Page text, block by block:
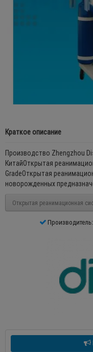
Краткое описание
Производство Zhengzhou
КитайОткрытая
GradeОткрытая
новорожденных
Открытая реанимационная
Производитель: